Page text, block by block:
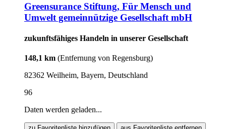
Greensurance Stiftung, Für Mensch und
Umwelt gemeinnützige Gesellschaft mbH
zukunftsfähiges Handeln in unserer Gesellschaft
148,1 km (Entfernung von Regensburg)
82362 Weilheim, Bayern, Deutschland
96
Daten werden geladen...